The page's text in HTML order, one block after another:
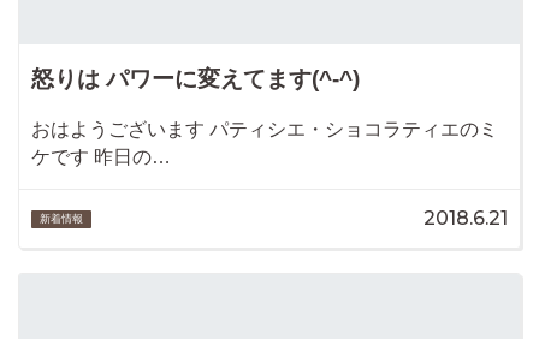
怒りは パワーに変えてます(^-^)
おはようございます パティシエ・ショコラティエのミ
ケです 昨日の…
新着情報 2018.6.21